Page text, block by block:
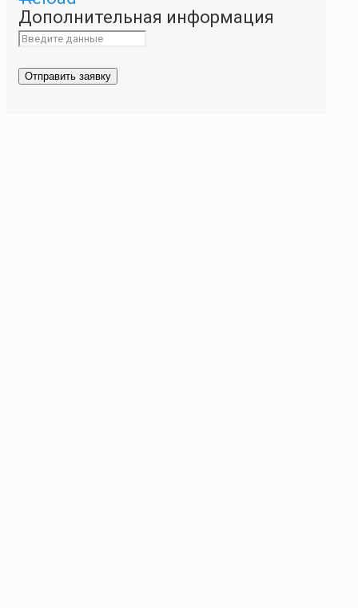
Please
enter
characters
Дополнительная информация